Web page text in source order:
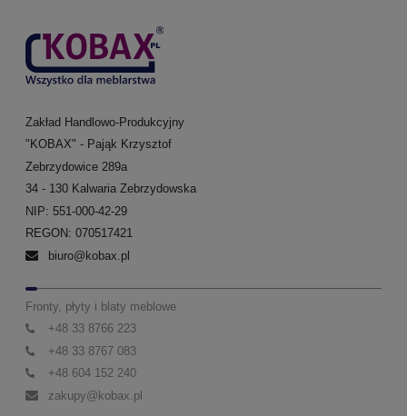
Zakład Handlowo-Produkcyjny
"KOBAX" - Pająk Krzysztof
Zebrzydowice 289a
34 - 130 Kalwaria Zebrzydowska
NIP: 551-000-42-29
REGON: 070517421
biuro@kobax.pl
Fronty, płyty i blaty meblowe
+48 33 8766 223
+48 33 8767 083
+48 604 152 240
zakupy@kobax.pl